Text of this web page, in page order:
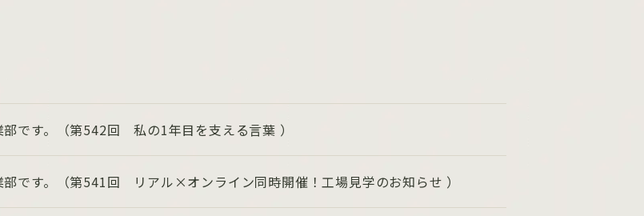
部です。（第542回 私の1年目を支える言葉 ）
部です。（第541回 リアル×オンライン同時開催！工場見学のお知らせ ）